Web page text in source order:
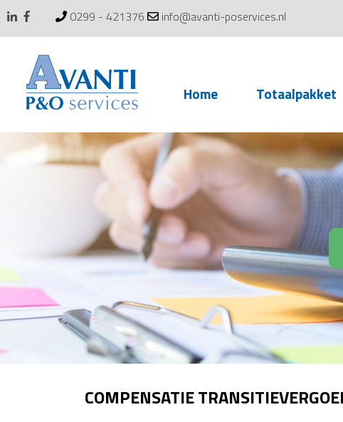
0299 - 421376 info@avanti-poservices.nl
Home Totaalpakket
COMPENSATIE